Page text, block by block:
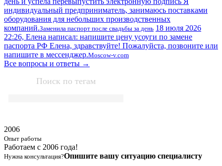
индивидуальный предприниматель, занимаюсь поставками
оборудования для небольших производственных
компаний.Заменила паспорт после свадьбы за день 18 июля 2026
22:26, Елена написал: напишите цену усоуги по замене
паспорта РФ Елена, здравствуйте! Пожалуйста, позвоните или
напишите в мессенджер.Moscow-v.com
Все вопросы и ответы →
Поиск по тегам
2006
Опыт работы
Работаем с 2006 года!
Нужна консультация?Опишите вашу ситуацию специалисту